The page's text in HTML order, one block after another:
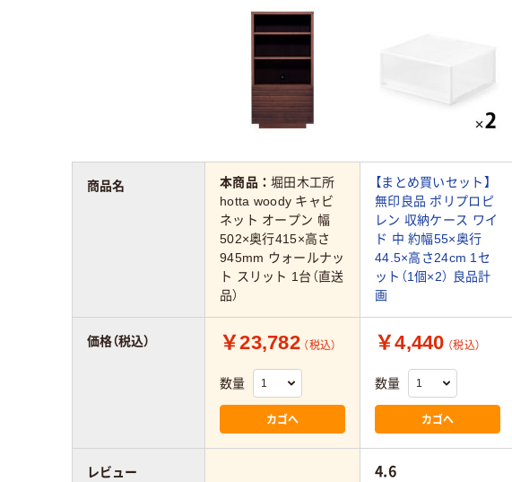
本商品：堀田木工所
hotta woody キャビ
ネット オープン 幅
502×奥行415×高さ
945mm ウォールナッ
ト スリット 1台（直送
品）
【まとめ買いセット】
無印良品 ポリプロピ
レン 収納ケース ワイ
ド 中 約幅55×奥行
44.5×高さ24cm 1セ
ット（1個×2） 良品計
画
￥23,782 （税込）
数量
カゴへ
￥4,440 （税込）
数量
カゴへ
4.6
商品名
価格（税込）
レビュー